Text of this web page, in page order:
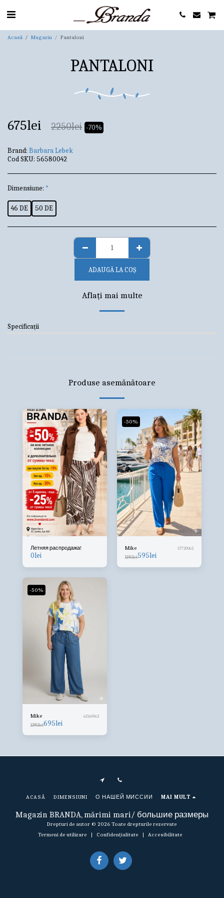
Acasă Magazin Pantaloni
PANTALONI
675lei 2250lei -70%
Brand: Barbara Lebek
Cod SKU: 56580042
Dimensiune: *
46 DE 50 DE
ADAUGĂ LA COŞ
Aflați mai multe
Specificații
Produse asemănătoare
Летняя распродажа!
0lei
-50%
Mike 57720062
1190lei595lei
-50%
Mike 61560062
1390lei695lei
Magazin BRANDA, mărimi mari/ большие размеры
Drepturi de autor © 2026 Toate drepturile rezervate
Termeni de utilizare | Confidențialitate | Accesibilitate
ACASĂ DIMENSIUNI О НАШЕЙ МИССИИ MAI MULT